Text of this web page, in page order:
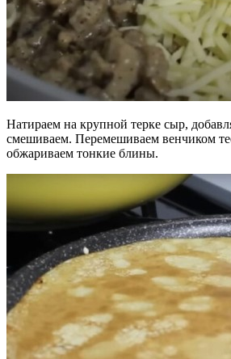
Натираем на крупной терке сыр,
смешиваем. Перемешиваем венчиком
обжариваем тонкие блины.